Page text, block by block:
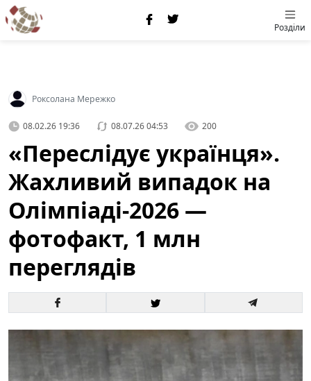
Розділи
Роксолана Мережко
08.02.26 19:36 08.07.26 04:53 200
«Переслідує українця».
Жахливий випадок на
Олімпіаді-2026 —
фотофакт, 1 млн
переглядів